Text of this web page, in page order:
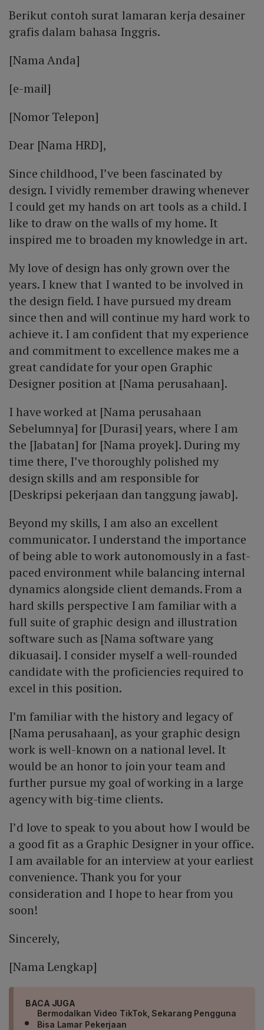
Berikut contoh surat lamaran kerja desainer
grafis dalam bahasa Inggris.
[Nama Anda]
[e-mail]
[Nomor Telepon]
Dear [Nama HRD],
Since childhood, I’ve been fascinated by
design. I vividly remember drawing whenever
I could get my hands on art tools as a child. I
like to draw on the walls of my home. It
inspired me to broaden my knowledge in art.
My love of design has only grown over the
years. I knew that I wanted to be involved in
the design field. I have pursued my dream
since then and will continue my hard work to
achieve it. I am confident that my experience
and commitment to excellence makes me a
great candidate for your open Graphic
Designer position at [Nama perusahaan].
I have worked at [Nama perusahaan
Sebelumnya] for [Durasi] years, where I am
the [Jabatan] for [Nama proyek]. During my
time there, I’ve thoroughly polished my
design skills and am responsible for
[Deskripsi pekerjaan dan tanggung jawab].
Beyond my skills, I am also an excellent
communicator. I understand the importance
of being able to work autonomously in a fast-
paced environment while balancing internal
dynamics alongside client demands. From a
hard skills perspective I am familiar with a
full suite of graphic design and illustration
software such as [Nama software yang
dikuasai]. I consider myself a well-rounded
candidate with the proficiencies required to
excel in this position.
I’m familiar with the history and legacy of
[Nama perusahaan], as your graphic design
work is well-known on a national level. It
would be an honor to join your team and
further pursue my goal of working in a large
agency with big-time clients.
I’d love to speak to you about how I would be
a good fit as a Graphic Designer in your office.
I am available for an interview at your earliest
convenience. Thank you for your
consideration and I hope to hear from you
soon!
Sincerely,
[Nama Lengkap]
BACA JUGA
Bermodalkan Video TikTok, Sekarang Pengguna
Bisa Lamar Pekerjaan